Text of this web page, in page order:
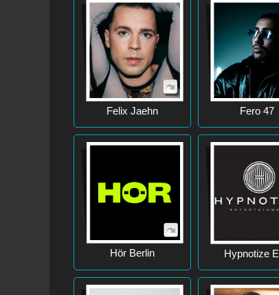
Felix Jaehn Fero 47
Hör Berlin Hypnotize